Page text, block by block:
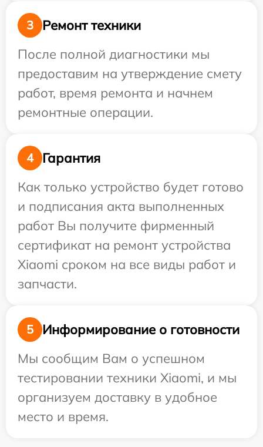
3
Ремонт техники
После полной диагностики мы
предоставим на утверждение смету
работ, время ремонта и начнем
ремонтные операции.
4
Гарантия
Как только устройство будет готово
и подписания акта выполненных
работ Вы получите фирменный
сертификат на ремонт устройства
Xiaomi сроком на все виды работ и
запчасти.
5
Информирование о готовности
Мы сообщим Вам о успешном
тестировании техники Xiaomi, и мы
организуем доставку в удобное
место и время.